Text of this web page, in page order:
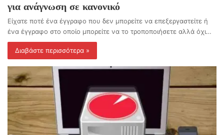
για ανάγνωση σε κανονικό
Είχατε ποτέ ένα έγγραφο που δεν μπορείτε να επεξεργαστείτε ή
ένα έγγραφο στο οποίο μπορείτε να το τροποποιήσετε αλλά όχι…
Διαβάστε περισσότερα »